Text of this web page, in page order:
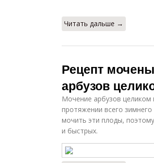
Читать дальше →
Рецепт
арбузов
Мочение арбузов целиком
протяжении всего
мочить эти плоды,
и быстрых.